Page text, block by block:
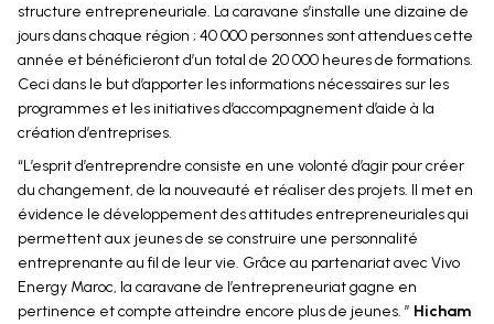
structure entrepreneuriale. La caravane s’installe une dizaine de
jours dans chaque région ; 40 000 personnes sont attendues cette
année et bénéficieront d’un total de 20 000 heures de formations.
Ceci dans le but d’apporter les informations nécessaires sur les
programmes et les initiatives d’accompagnement d’aide à la
création d’entreprises.
“L’esprit d’entreprendre consiste en une volonté d’agir pour créer
du changement, de la nouveauté et réaliser des projets. Il met en
évidence le développement des attitudes entrepreneuriales qui
permettent aux jeunes de se construire une personnalité
entreprenante au fil de leur vie. Grâce au partenariat avec Vivo
Energy Maroc, la caravane de l’entrepreneuriat gagne en
pertinence et compte atteindre encore plus de jeunes. ” Hicham